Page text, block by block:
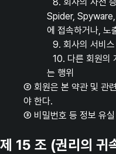
Spider,
에 접속하거나, 노
9. 회사의 서비
10. 다른 회원의
는 행위
② 회원은 본 약관 및 관
야 한다.
③ 비밀번호 등 정보 유
제 15 조 (권리의 귀